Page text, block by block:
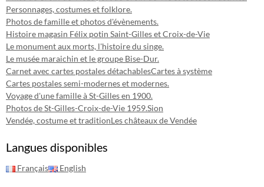
Personnages, costumes et folklore.
Photos de famille et photos d'évènements.
Histoire magasin Félix potin Saint-Gilles et Croix-de-Vie
Le monument aux morts, l'histoire du singe.
Le musée maraichin et le groupe Bise-Dur.
Carnet avec cartes postales détachablesCartes à système
Cartes postales semi-modernes et modernes.
Voyage d'une famille à St-Gilles en 1900.
Photos de St-Gilles-Croix-de-Vie 1959.Sion
Vendée, costume et traditionLes châteaux de Vendée
Langues disponibles
Français English